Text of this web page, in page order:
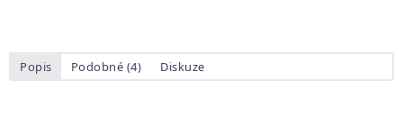
Popis Podobné (4) Diskuze